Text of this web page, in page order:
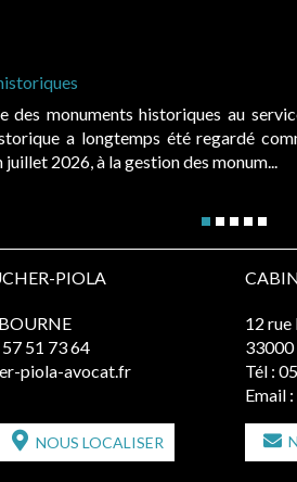
des monuments historiques au
a longtemps été regardé
juillet 2026, à la gestion des monum...
PIOLA
57 51 73 64
piola-avocat.fr
NOUS LOCALISER
12
Tél :
Email :